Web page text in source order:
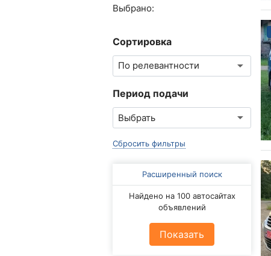
Выбрано:
Сортировка
Период подачи
Сбросить фильтры
Расширенный поиск
Найдено на 100 автосайтах
объявлений
Показать